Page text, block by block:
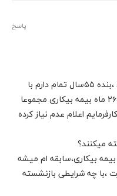
وقت بخیر وخسته نباشید ،بنده ۵۵سال تمام دارم با
احتساب ۲۷ ماه سربازی و۲۶ ماه بیمه بیکاری مجموعا
اعلام عدم نیاز کرده
ی کردن ۲۴ ماه بیمه بیکاری،سابقه ام میشه
صورت ،با چه شرایطی بازنشسته
پاسخ